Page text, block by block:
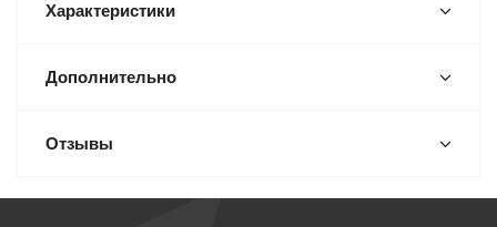
Характеристики
Дополнительно
Отзывы